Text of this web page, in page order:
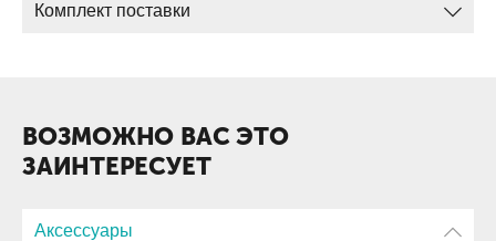
Комплект поставки
ВОЗМОЖНО ВАС ЭТО
ЗАИНТЕРЕСУЕТ
Аксессуары